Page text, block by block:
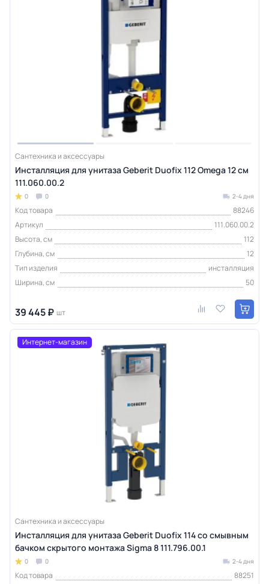
Сантехника и аксессуары
Инсталляция для унитаза Geberit Duofix 112 Omega 12 см
111.060.00.2
0 0 2-4 дня
Код товара
88246
Артикул
111.060.00.2
Высота, см
112
Глубина, см
12
Тип изделия
инсталляция
Ширина, см
50
39 445 ₽ шт
Интернет-магазин
Сантехника и аксессуары
Инсталляция для унитаза Geberit Duofix 114 со смывным
бачком скрытого монтажа Sigma 8 111.796.00.1
0 0 2-4 дня
Код товара
88251